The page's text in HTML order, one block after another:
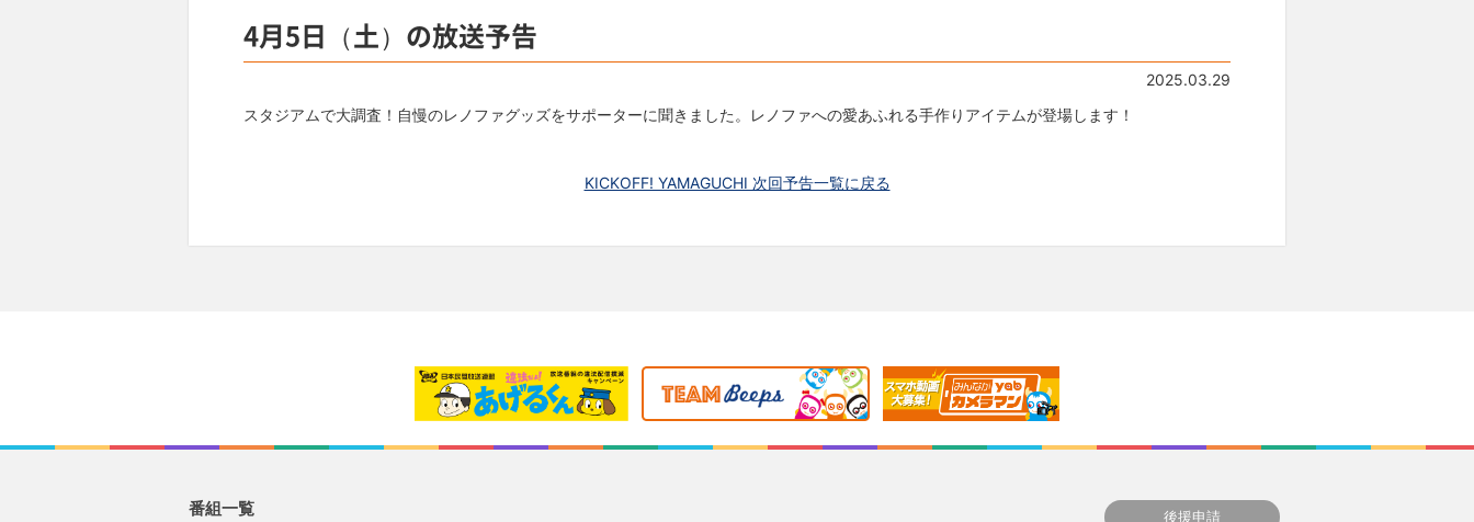
4月5日（土）の放送予告
2025.03.29
スタジアムで大調査！自慢のレノファグッズをサポーターに聞きました。レノファへの愛あふれる手作りアイテムが登場します！
KICKOFF! YAMAGUCHI 次回予告一覧に戻る
番組一覧 後援申請